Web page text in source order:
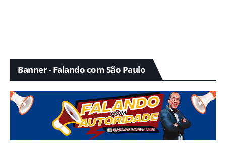
Banner - Falando com São Paulo